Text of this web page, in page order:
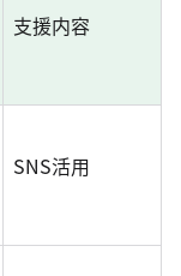
支援内容
SNS活用